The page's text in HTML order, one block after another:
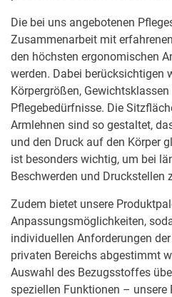
Die bei uns angebotenen
Zusammenarbeit mit
den höchsten ergonomischen
werden. Dabei berücksichtigen
Körpergrößen,
Pflegebedürfnisse. Die
Armlehnen sind so gestaltet,
und den Druck auf den Körper
ist besonders wichtig, um bei
Beschwerden und Druckstellen
Zudem bietet unsere
Anpassungsmöglichkeiten,
individuellen Anforderungen
privaten Bereichs abgestimmt
Auswahl des Bezugsstoffes
speziellen Funktionen – unsere